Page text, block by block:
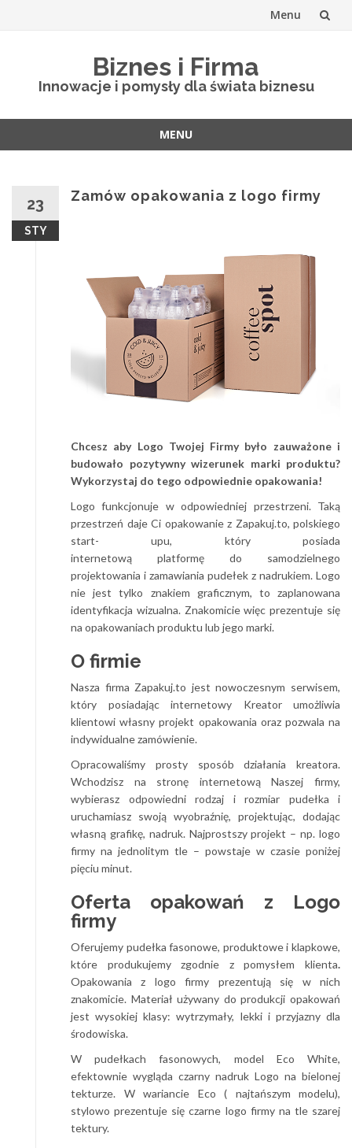
Menu
Biznes i Firma
Innowacje i pomysły dla świata biznesu
MENU
23
STY
Zamów opakowania z logo firmy
Chcesz aby Logo Twojej Firmy było zauważone i
budowało pozytywny wizerunek marki produktu?
Wykorzystaj do tego odpowiednie opakowania!
Logo funkcjonuje w odpowiedniej przestrzeni. Taką
przestrzeń daje Ci opakowanie z Zapakuj.to, polskiego
start- upu, który posiada
internetową platformę do samodzielnego
projektowania i zamawiania pudełek z nadrukiem. Logo
nie jest tylko znakiem graficznym, to zaplanowana
identyfikacja wizualna. Znakomicie więc prezentuje się
na opakowaniach produktu lub jego marki.
O firmie
Nasza firma Zapakuj.to jest nowoczesnym serwisem,
który posiadając internetowy Kreator umożliwia
klientowi własny projekt opakowania oraz pozwala na
indywidualne zamówienie.
Opracowaliśmy prosty sposób działania kreatora.
Wchodzisz na stronę internetową Naszej firmy,
wybierasz odpowiedni rodzaj i rozmiar pudełka i
uruchamiasz swoją wyobraźnię, projektując, dodając
własną grafikę, nadruk. Najprostszy projekt – np. logo
firmy na jednolitym tle – powstaje w czasie poniżej
pięciu minut.
Oferta opakowań z Logo
firmy
Oferujemy pudełka fasonowe, produktowe i klapkowe,
które produkujemy zgodnie z pomysłem klienta.
Opakowania z logo firmy prezentują się w nich
znakomicie. Materiał używany do produkcji opakowań
jest wysokiej klasy: wytrzymały, lekki i przyjazny dla
środowiska.
W pudełkach fasonowych, model Eco White,
efektownie wygląda czarny nadruk Logo na bielonej
tekturze. W wariancie Eco ( najtańszym modelu),
stylowo prezentuje się czarne logo firmy na tle szarej
tektury.